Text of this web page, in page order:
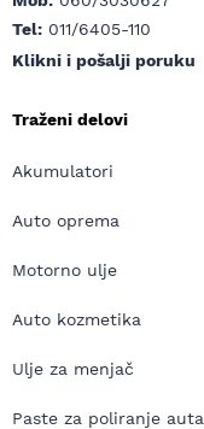
Tel: 011/6405-110
Klikni i pošalji poruku
Traženi delovi
Akumulatori
Auto oprema
Motorno ulje
Auto kozmetika
Ulje za menjač
Paste za poliranje auta